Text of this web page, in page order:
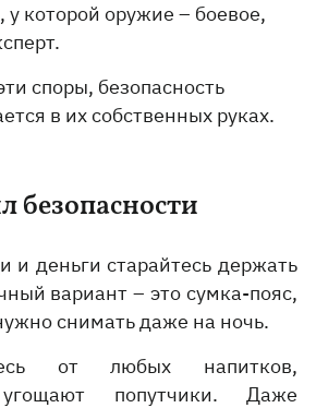
которой оружие – боевое,
споры, безопасность
в их собственных руках.
безопасности
и деньги старайтесь держать
вариант – это сумка-пояс,
снимать даже на ночь.
от любых напитков,
попутчики. Даже